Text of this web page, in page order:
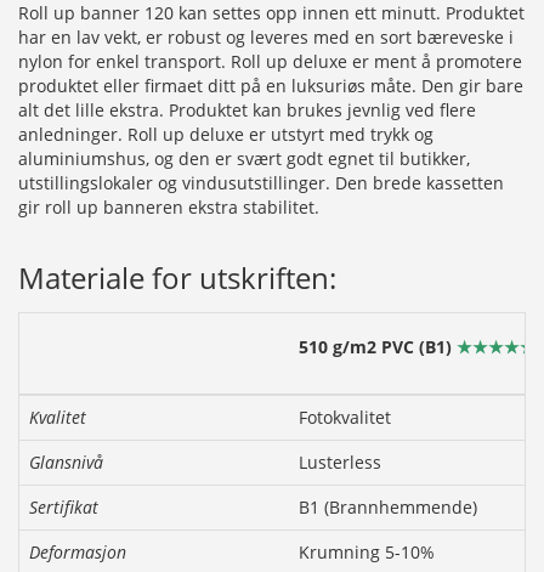
Roll up banner 120 kan settes opp innen ett minutt. Produktet
har en lav vekt, er robust og leveres med en sort bæreveske i
nylon for enkel transport. Roll up deluxe er ment å promotere
produktet eller firmaet ditt på en luksuriøs måte. Den gir bare
alt det lille ekstra. Produktet kan brukes jevnlig ved flere
anledninger. Roll up deluxe er utstyrt med trykk og
aluminiumshus, og den er svært godt egnet til butikker,
utstillingslokaler og vindusutstillinger. Den brede kassetten
gir roll up banneren ekstra stabilitet.
Materiale for utskriften:
510 g/m2 PVC (B1) ★★★★★
Kvalitet
Fotokvalitet
Glansnivå
Lusterless
Sertifikat
B1 (Brannhemmende)
Deformasjon
Krumning 5-10%